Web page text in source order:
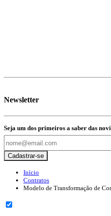
Newsletter
Seja um dos primeiros a saber das
Início
Contratos
Modelo de Transformação de